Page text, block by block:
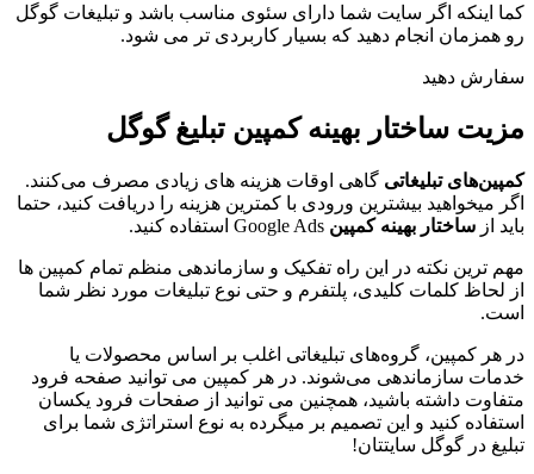
کما اینکه اگر سایت شما دارای سئوی مناسب باشد و تبلیغات گوگل
رو همزمان انجام دهید که بسیار کاربردی تر می شود.
سفارش دهید
مزیت ساختار بهینه کمپین تبلیغ گوگل
کمپین‌های تبلیغاتی گاهی اوقات هزینه های زیادی مصرف می‌کنند.
اگر میخواهید بیشترین ورودی با کمترین هزینه را دریافت کنید، حتما
باید از ساختار بهینه کمپین
مهم ترین نکته در این راه تفکیک و سازماندهی منظم تمام کمپین ها
از لحاظ کلمات کلیدی، پلتفرم و حتی نوع تبلیغات مورد نظر شما
است.
در هر کمپین، گروه‌های تبلیغاتی اغلب بر اساس محصولات یا
خدمات سازماندهی می‌شوند. در هر کمپین می توانید صفحه فرود
متفاوت داشته باشید، همچنین می توانید از صفحات فرود یکسان
استفاده کنید و این تصمیم بر میگرده به نوع استراتژی شما برای
تبلیغ در گوگل سایتتان!